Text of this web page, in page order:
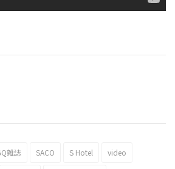
國際風箏節「風在石起」霸氣回歸
雜誌 SACO S Hotel video